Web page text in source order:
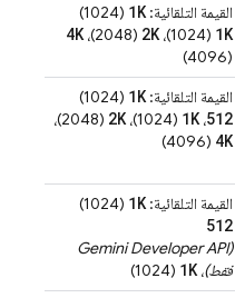
القيمة التلقائية:1K
(1024)
1K (1024)، 2K (2048)، 4K
(4096)
القيمة التلقائية:1K
(1024)
512،1K (1024)، 2K (2048)،
4K
(4096)
القيمة التلقائية:1K
(1024)
512
(
Gemini Developer API
فقط)،1K
(1024)